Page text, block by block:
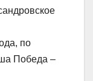
по
Победа –